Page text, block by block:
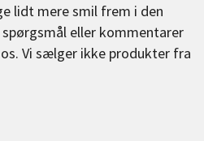
lidt mere smil frem i den
eller kommentarer
Vi sælger ikke produkter fra